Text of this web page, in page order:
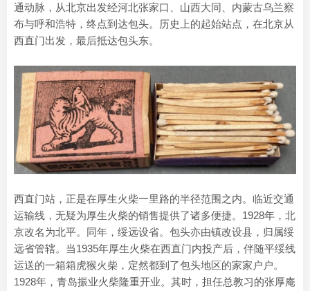
通动脉，从北京出发经河北张家口、山西大同、内蒙古乌兰察
布与呼和浩特，终点到达包头。历史上的起始站点，在北京从
西直门出发，最后抵达包头东。
西直门站，正是在厚生火柴一里路的半径范围之内。临近交通
运输线，无疑为厚生火柴的销售提供了诸多便捷。1928年，北
京改名为北平。同年，绥远设省。包头亦由镇改设县，归属绥
远省管辖。当1935年厚生火柴在西直门内投产后，伴随平绥线
运送的一箱箱虎猴火柴，定然都到了包头地区的家家户户。
1928年，青岛振业火柴隆重开业。其时，担任总教习的张厚庵